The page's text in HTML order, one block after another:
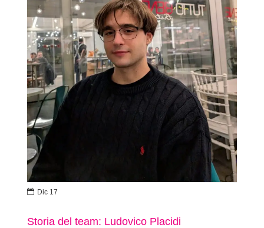
Storia del team: Ludovico Placidi
 Dic 17